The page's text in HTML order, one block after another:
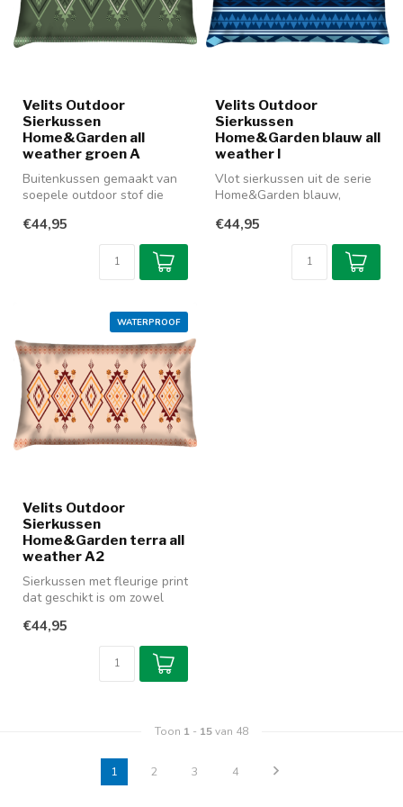
Velits Outdoor
Sierkussen
Home&Garden all
weather groen A
Buitenkussen gemaakt van
soepele outdoor stof die
geb...
€44,95
Velits Outdoor
Sierkussen
Home&Garden blauw all
weather I
Vlot sierkussen uit de serie
Home&Garden blauw,
stof....
€44,95
WATERPROOF
Velits Outdoor
Sierkussen
Home&Garden terra all
weather A2
Sierkussen met fleurige print
dat geschikt is om zowel
€44,95
Toon 1 - 15van 48
1 2 3 4